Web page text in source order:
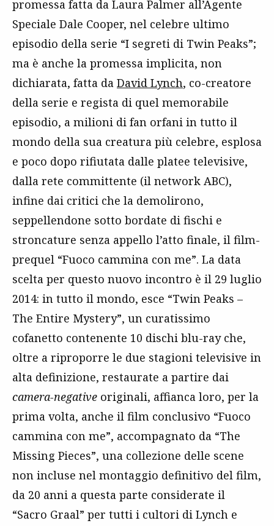
promessa fatta da Laura Palmer all’Agente
Speciale Dale Cooper, nel celebre ultimo
episodio della serie “I segreti di Twin Peaks”;
ma è anche la promessa implicita, non
dichiarata, fatta da David Lynch, co-creatore
della serie e regista di quel memorabile
episodio, a milioni di fan orfani in tutto il
mondo della sua creatura più celebre, esplosa
e poco dopo rifiutata dalle platee televisive,
dalla rete committente (il network ABC),
infine dai critici che la demolirono,
seppellendone sotto bordate di fischi e
stroncature senza appello l’atto finale, il film-
prequel “Fuoco cammina con me”. La data
scelta per questo nuovo incontro è il 29 luglio
2014: in tutto il mondo, esce “Twin Peaks –
The Entire Mystery”, un curatissimo
cofanetto contenente 10 dischi blu-ray che,
oltre a riproporre le due stagioni televisive in
alta definizione, restaurate a partire dai
camera-negative originali, affianca loro, per la
prima volta, anche il film conclusivo “Fuoco
cammina con me”, accompagnato da “The
Missing Pieces”, una collezione delle scene
non incluse nel montaggio definitivo del film,
da 20 anni a questa parte considerate il
“Sacro Graal” per tutti i cultori di Lynch e